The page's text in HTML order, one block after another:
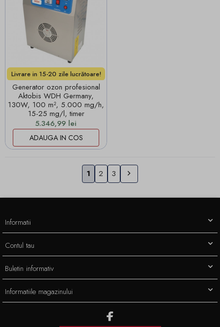
Livrare in 15-20 zile lucrătoare!
Generator ozon profesional
Aktobis WDH Germany,
130W, 100 m², 5.000 mg/h,
15-25 mg/l, timer
Pret
5.346,99 lei
ADAUGA IN COS
1 2 3 Urmatorul

Informatiile magazinului
Informatii
Contul tau
Buletin informativ